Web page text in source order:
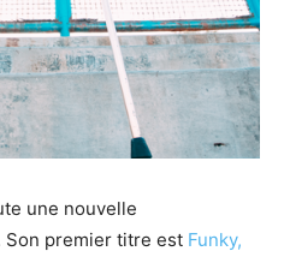
une nouvelle
Son premier titre est Funky,